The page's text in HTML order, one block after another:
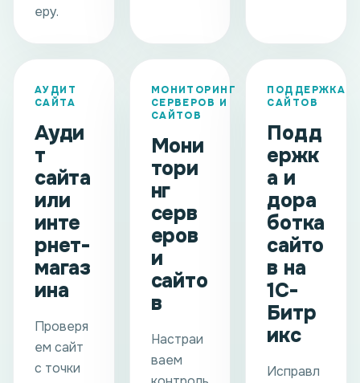
еру.
АУДИТ
САЙТА
Ауди
т
сайта
или
инте
рнет-
магаз
ина
Проверя
ем сайт
с точки
МОНИТОРИНГ
СЕРВЕРОВ И
САЙТОВ
Мони
тори
нг
серв
еров
и
сайто
в
Настраи
ваем
ПОДДЕРЖКА
САЙТОВ
Подд
ержк
а и
дора
ботка
сайто
в на
1С-
Битр
икс
Исправл